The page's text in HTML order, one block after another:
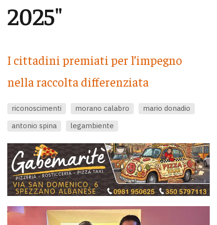
2025"
I cittadini premiati per l’impegno
nella raccolta differenziata
riconoscimenti morano calabro
mario donadio
antonio spina
legambiente